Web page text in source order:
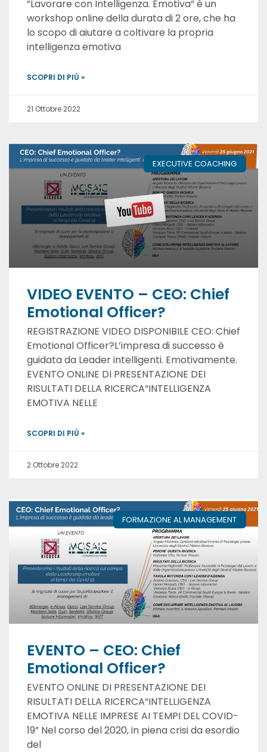
“Lavorare con Intelligenza. Emotiva” è un
workshop online della durata di 2 ore, che ha
lo scopo di aiutare a coltivare la propria
intelligenza emotiva
SCOPRI DI PIÙ »
21 Ottobre 2022
EXECUTIVE COACHING
VIDEO EVENTO – CEO: Chief
Emotional Officer?
REGISTRAZIONE VIDEO DISPONIBILE CEO: Chief
Emotional Officer?L’impresa di successo è
guidata da Leader intelligenti. Emotivamente.
EVENTO ONLINE DI PRESENTAZIONE DEI
RISULTATI DELLA RICERCA“INTELLIGENZA
EMOTIVA NELLE
SCOPRI DI PIÙ »
2 Ottobre 2022
FORMAZIONE AL MANAGEMENT
EVENTO – CEO: Chief
Emotional Officer?
EVENTO ONLINE DI PRESENTAZIONE DEI
RISULTATI DELLA RICERCA“INTELLIGENZA
EMOTIVA NELLE IMPRESE AI TEMPI DEL COVID-
19” Nel corso del 2020, in piena crisi da esordio
del